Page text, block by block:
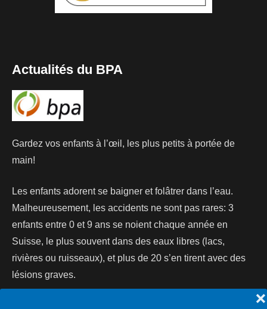
❌
Actualités du BPA
Gardez vos enfants à l’œil, les plus petits à portée de
main!
Les enfants adorent se baigner et folâtrer dans l’eau.
Malheureusement, les accidents ne sont pas rares: 3
enfants entre 0 et 9 ans se noient chaque année en
Suisse, le plus souvent dans des eaux libres (lacs,
rivières ou ruisseaux), et plus de 20 s’en tirent avec des
lésions graves.